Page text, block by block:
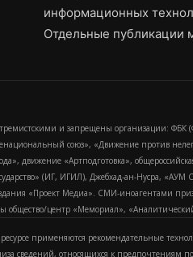
информационных
Отдельные публикации
и запрещены организации:
союз», «Движение против
движение «Артподготовка»,
(ИГ, ИГИЛ), Джебхад-ан-Нусра,
«Проект Медиа». СМИ-иноагентами
общество/центр «Мемориал»,
применяются рекомендательные
сведений, относящихся к предпочтениям